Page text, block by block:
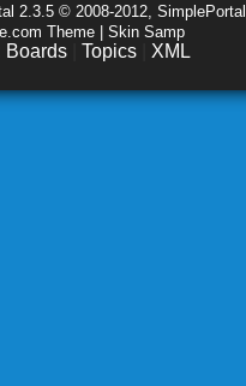
2.3.5 © 2008-2012, SimplePortal
Theme | Skin Samp
Boards Topics XML